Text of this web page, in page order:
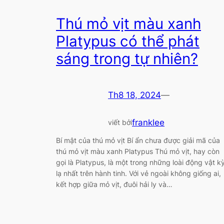
Thú mỏ vịt màu xanh
Platypus có thể phát
sáng trong tự nhiên?
Th8 18, 2024—
viết bởifranklee
Bí mật của thú mỏ vịt Bí ẩn chưa được giải mã của
thú mỏ vịt màu xanh Platypus Thú mỏ vịt, hay còn
gọi là Platypus, là một trong những loài động vật
lạ nhất trên hành tinh. Với vẻ ngoài không giống ai,
kết hợp giữa mỏ vịt, đuôi hải ly và…